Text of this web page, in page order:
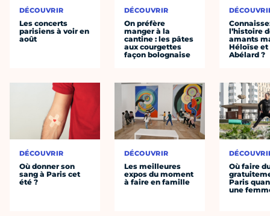
DÉCOUVRIR
Les concerts
parisiens à voir en
août
DÉCOUVRIR
Où donner son
sang à Paris cet
été ?
DÉCOUVRIR
On préfère
manger à la
cantine : les pâtes
aux courgettes
façon bolognaise
DÉCOUVRIR
Les meilleures
expos du moment
à faire en famille
l’histoire
amants
Héloïse et
Abélard ?
Où faire
Paris
une